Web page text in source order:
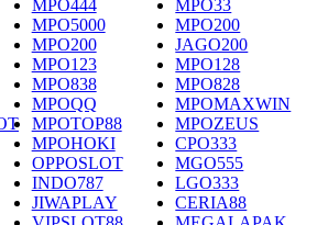
MPO444
MPO33
MPO5000
MPO200
MPO200
JAGO200
MPO123
MPO128
MPO838
MPO828
MPOQQ
MPOMAXWIN
MPOTOP88
MPOZEUS
MPOHOKI
CPO333
OPPOSLOT
MGO555
INDO787
LGO333
JIWAPLAY
CERIA88